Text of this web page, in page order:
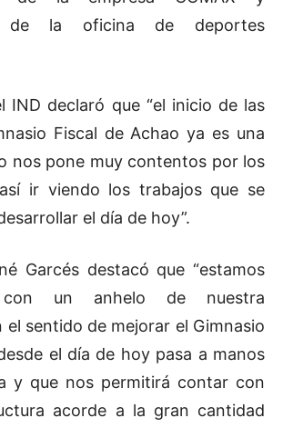
de la oficina de deportes
IND declaró que “el inicio de las
Fiscal de Achao ya es una
nos pone muy contentos por los
ir viendo los trabajos que se
el día de hoy”.
Garcés destacó que “estamos
con un anhelo de nuestra
el sentido de mejorar el Gimnasio
el día de hoy pasa a manos
y que nos permitirá contar con
acorde a la gran cantidad